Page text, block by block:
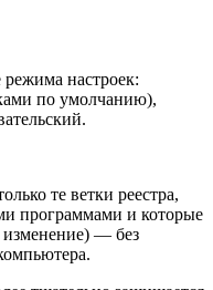
настроек:
по умолчанию),
те ветки реестра,
программами и которые
изменение) — без